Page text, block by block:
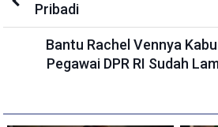
Pribadi
Bantu Rachel Vennya
Pegawai DPR RI Sudah